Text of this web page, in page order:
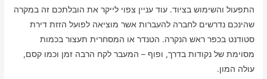
התפעול והשימוש בציוד. עוד עניין צפוי לייקר את הובלתכם זה במקרה
שהינכם נדרשים לחברה להעברות אשר מוציאה לפועל הזזת דירת
סטודנט בכפר ראש הנקרה. הטנדר או המסחרית תעצור בכמות
מסוימת של נקודות בדרך, ופוף – המעבר לקח הרבה זמן וכמו קסם,
עולה המון.